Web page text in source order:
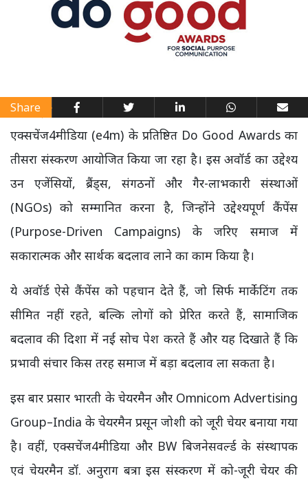
Share
एक्सचेंज4मीडिया (e4m) के प्रतिष्ठित Do Good Awards का
तीसरा संस्करण आयोजित किया जा रहा है। इस अवॉर्ड का उद्देश्य
उन एजेंसियों, ब्रैंड्स, संगठनों और गैर-लाभकारी संस्थाओं
(NGOs) को सम्मानित करना है, जिन्होंने उद्देश्यपूर्ण कैंपेंस
(Purpose-Driven Campaigns) के जरिए समाज में
सकारात्मक और सार्थक बदलाव लाने का काम किया है।
ये अवॉर्ड ऐसे कैंपेंस को पहचान देते हैं, जो सिर्फ मार्केटिंग तक
सीमित नहीं रहते, बल्कि लोगों को प्रेरित करते हैं, सामाजिक
बदलाव की दिशा में नई सोच पेश करते हैं और यह दिखाते हैं कि
प्रभावी संचार किस तरह समाज में बड़ा बदलाव ला सकता है।
इस बार प्रसार भारती के चेयरमैन और Omnicom Advertising
Group–India के चेयरमैन प्रसून जोशी को जूरी चेयर बनाया गया
है। वहीं, एक्सचेंज4मीडिया और BW बिजनेसवर्ल्ड के संस्थापक
एवं चेयरमैन डॉ. अनुराग बत्रा इस संस्करण में को-जूरी चेयर की